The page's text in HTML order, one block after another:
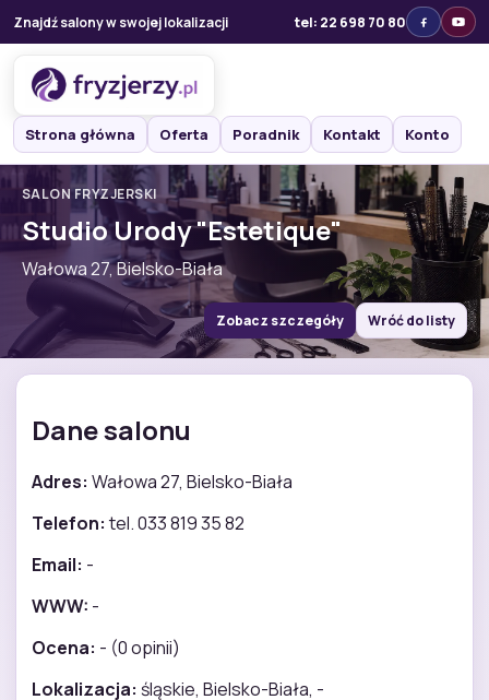
Znajdź salony w swojej lokalizacji tel: 22 698 70 80
Strona główna Oferta Poradnik Kontakt Konto
SALON FRYZJERSKI
Studio Urody "Estetique"
Wałowa 27, Bielsko-Biała
Zobacz szczegóły Wróć do listy
Dane salonu
Adres: Wałowa 27, Bielsko-Biała
Telefon: tel. 033 819 35 82
Email: -
WWW: -
Ocena: - (0 opinii)
Lokalizacja: śląskie, Bielsko-Biała, -